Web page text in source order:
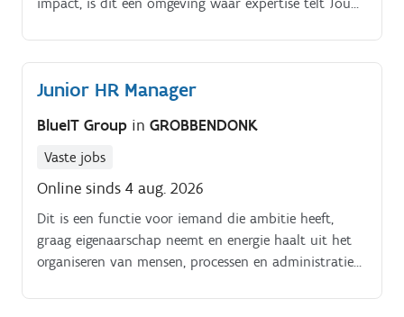
Manager ben jij de centrale schakel tussen
voedselveiligheid, kwaliteitsnormen, productiepraktijk
en klantverwachtingen.
Junior HR Manager
BlueIT Group in GROBBENDONK
Vaste jobs
Online sinds 4 aug. 2026
Dit is een functie voor iemand die ambitie heeft,
graag eigenaarschap neemt en energie haalt uit het
organiseren van mensen, processen en administratie